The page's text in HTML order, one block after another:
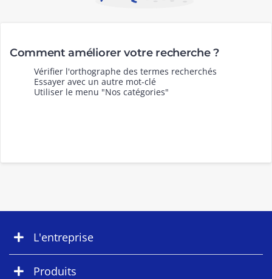
Comment améliorer votre recherche ?
Vérifier l'orthographe des termes recherchés
Essayer avec un autre mot-clé
Utiliser le menu "Nos catégories"
L'entreprise
Produits